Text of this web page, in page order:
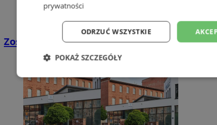
Zostań kierowcą w DPD
prywatności
ODRZUĆ WSZYSTKIE
POKAŻ SZCZEGÓŁY
Niezbędne Wydajność
Niesklasyfikowane